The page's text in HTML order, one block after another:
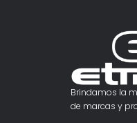
Brindamos la
de marcas y